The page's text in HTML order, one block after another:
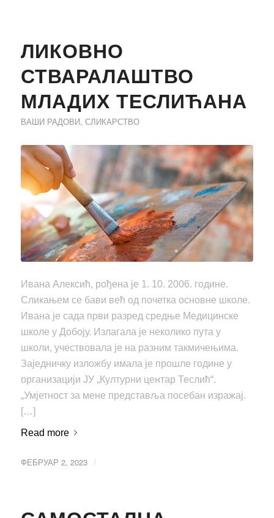
ЛИКОВНО
СТВАРАЛАШТВО
МЛАДИХ ТЕСЛИЋАНА
ВАШИ РАДОВИ, СЛИКАРСТВО
Ивана Алексић, рођена је 1. 10. 2006. године.
Сликањем се бави већ од почетка основне школе.
Ивана је сада први разред средње Медицинске
школе у Добоју. Излагала је неколико пута у
школи, учествовала је на разним такмичењима.
Заједничку изложбу имала је прошле године у
организацији ЈУ „Културни центар Теслић“.
„Умјетност за мене представља посебан изражај.
[…]
Read more
ФЕБРУАР 2, 2023 /